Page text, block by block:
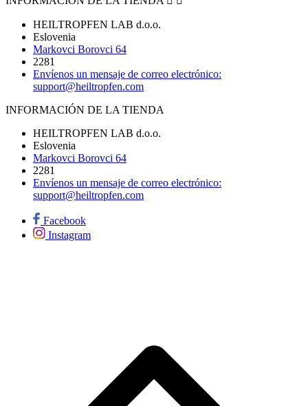
HEILTROPFEN LAB d.o.o.
Eslovenia
Markovci Borovci 64
2281
Envíenos un mensaje de correo electrónico:
support@heiltropfen.com
INFORMACIÓN DE LA TIENDA
HEILTROPFEN LAB d.o.o.
Eslovenia
Markovci Borovci 64
2281
Envíenos un mensaje de correo electrónico:
support@heiltropfen.com
Facebook
Instagram